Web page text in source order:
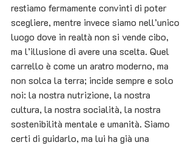
restiamo fermamente convinti di poter
scegliere, mentre invece siamo nell’unico
luogo dove in realtà non si vende cibo,
ma l’illusione di avere una scelta. Quel
carrello è come un aratro moderno, ma
non solca la terra; incide sempre e solo
noi: la nostra nutrizione, la nostra
cultura, la nostra socialità, la nostra
sostenibilità mentale e umanità. Siamo
certi di guidarlo, ma lui ha già una